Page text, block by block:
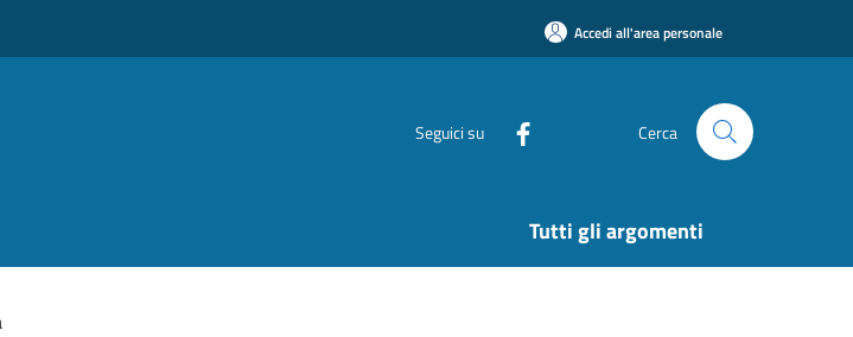
Accedi all'area personale
Seguici su Cerca
Tutti gli argomenti